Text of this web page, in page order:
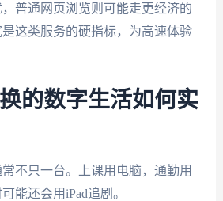
普通网页浏览则可能走更经济的
这类服务的硬指标，为高速体验
的数字生活如何实
不只一台。上课用电脑，通勤用
能还会用iPad追剧。